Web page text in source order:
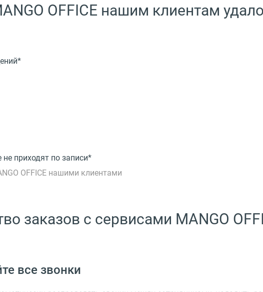
OFFICE нашим клиентам
приходят по записи*
OFFICE нашими клиентами
заказов с сервисами MANGO
все звонки